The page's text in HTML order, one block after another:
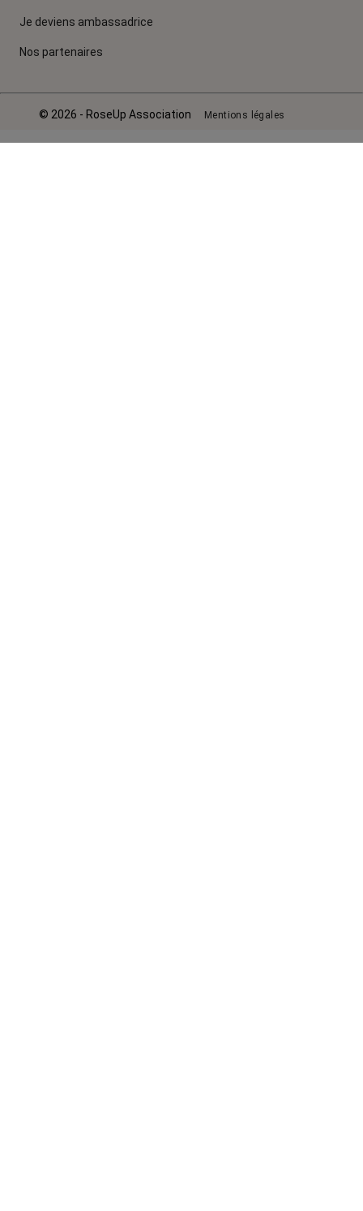
Je deviens ambassadrice
Nos partenaires
© 2026 - RoseUp Association Mentions légales